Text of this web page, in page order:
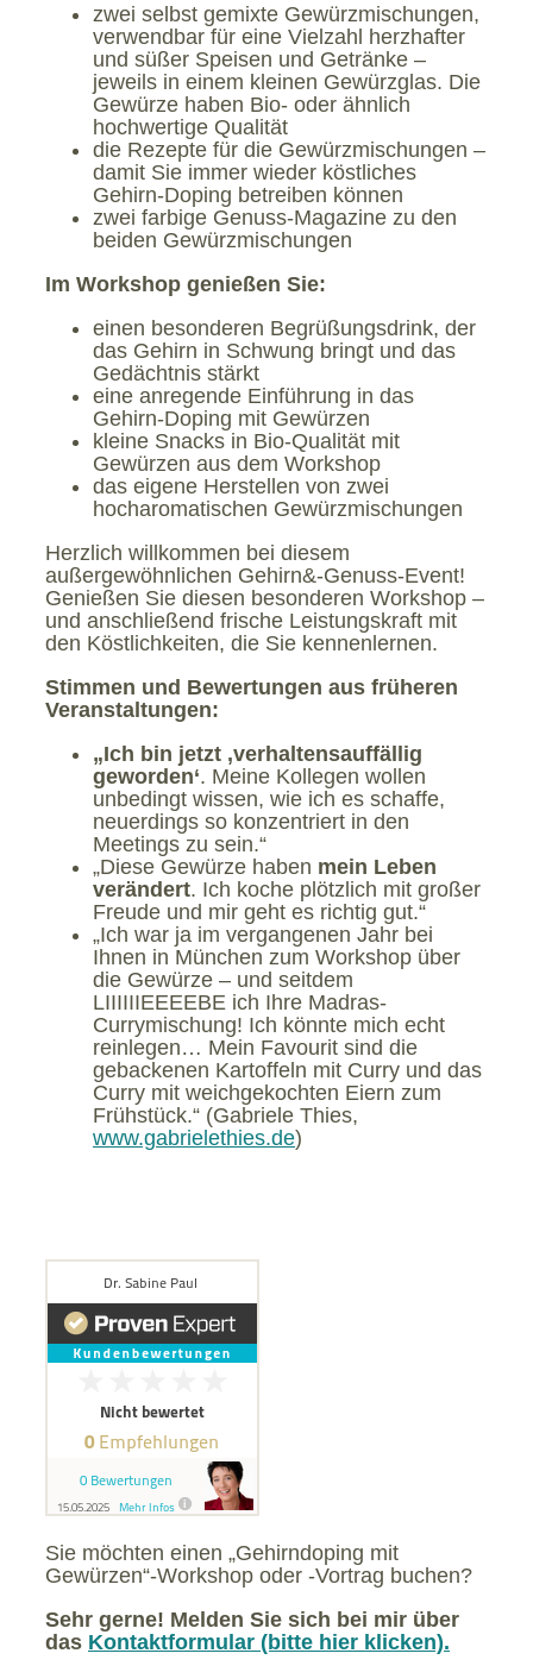
zwei selbst gemixte Gewürzmischungen,
verwendbar für eine Vielzahl herzhafter
und süßer Speisen und Getränke –
jeweils in einem kleinen Gewürzglas. Die
Gewürze haben Bio- oder ähnlich
hochwertige Qualität
die Rezepte für die Gewürzmischungen –
damit Sie immer wieder köstliches
Gehirn-Doping betreiben können
zwei farbige Genuss-Magazine zu den
beiden Gewürzmischungen
Im Workshop genießen Sie:
einen besonderen Begrüßungsdrink, der
das Gehirn in Schwung bringt und das
Gedächtnis stärkt
eine anregende Einführung in das
Gehirn-Doping mit Gewürzen
kleine Snacks in Bio-Qualität mit
Gewürzen aus dem Workshop
das eigene Herstellen von zwei
hocharomatischen Gewürzmischungen
Herzlich willkommen bei diesem
außergewöhnlichen Gehirn&-Genuss-Event!
Genießen Sie diesen besonderen Workshop –
und anschließend frische Leistungskraft mit
den Köstlichkeiten, die Sie kennenlernen.
Stimmen und Bewertungen aus früheren
Veranstaltungen:
„Ich bin jetzt ‚verhaltensauffällig
geworden‘. Meine Kollegen wollen
unbedingt wissen, wie ich es schaffe,
neuerdings so konzentriert in den
Meetings zu sein.“
„Diese Gewürze haben mein Leben
verändert. Ich koche plötzlich mit großer
Freude und mir geht es richtig gut.“
„Ich war ja im vergangenen Jahr bei
Ihnen in München zum Workshop über
die Gewürze – und seitdem
LIIIIIIEEEEBE ich Ihre Madras-
Currymischung! Ich könnte mich echt
reinlegen… Mein Favourit sind die
gebackenen Kartoffeln mit Curry und das
Curry mit weichgekochten Eiern zum
Frühstück.“ (Gabriele Thies,
www.gabrielethies.de)
Sie möchten einen „Gehirndoping mit
Gewürzen“-Workshop oder -Vortrag buchen?
Sehr gerne! Melden Sie sich bei mir über
das Kontaktformular (bitte hier klicken).